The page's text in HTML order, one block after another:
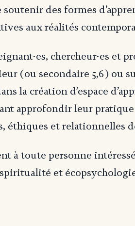
des formes
aux réalités
chercheur·es et
(ou secondaire 5,6) ou
la création d’espace
approfondir leur
éthiques et relationnelles
à toute personne
et